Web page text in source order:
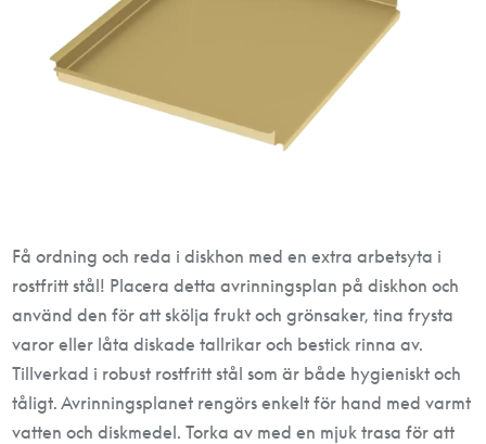
Få ordning och reda i diskhon med en extra arbetsyta i
rostfritt stål! Placera detta avrinningsplan på diskhon och
använd den för att skölja frukt och grönsaker, tina frysta
varor eller låta diskade tallrikar och bestick rinna av.
Tillverkad i robust rostfritt stål som är både hygieniskt och
tåligt. Avrinningsplanet rengörs enkelt för hand med varmt
vatten och diskmedel. Torka av med en mjuk trasa för att